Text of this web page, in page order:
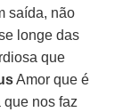
saída, não
longe das
que
Amor que é
nos faz